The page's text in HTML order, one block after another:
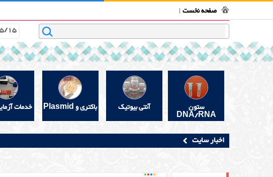
صفحه نخست
15
ستون
DNA/RNA
آنتی بیوتیک باکتری و Plasmid خدمات
اخبار سایت